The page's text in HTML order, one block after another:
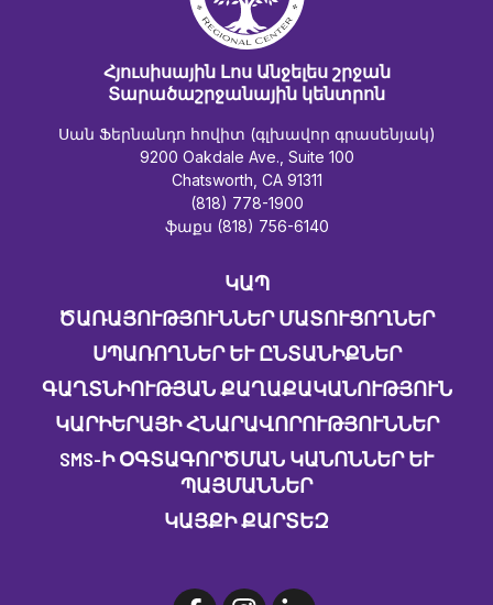
Հյուսիսային Լոս Անջելես շրջան
Տարածաշրջանային կենտրոն
Սան Ֆերնանդո հովիտ (գլխավոր գրասենյակ)
9200 Oakdale Ave., Suite 100
Chatsworth, CA 91311
(818) 778-1900
ֆաքս (818) 756-6140
ԿԱՊ
ԾԱՌԱՅՈՒԹՅՈՒՆՆԵՐ ՄԱՏՈՒՑՈՂՆԵՐ
ՍՊԱՌՈՂՆԵՐ ԵՒ ԸՆՏԱՆԻՔՆԵՐ
ԳԱՂՏՆԻՈՒԹՅԱՆ ՔԱՂԱՔԱԿԱՆՈՒԹՅՈՒՆ
ԿԱՐԻԵՐԱՅԻ ՀՆԱՐԱՎՈՐՈՒԹՅՈՒՆՆԵՐ
SMS-Ի ՕԳՏԱԳՈՐԾՄԱՆ ԿԱՆՈՆՆԵՐ ԵՒ Պ
ԱՅՄԱՆՆԵՐ
ԿԱՅՔԻ ՔԱՐՏԵԶ